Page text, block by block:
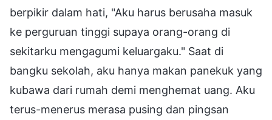
berpikir dalam hati, "Aku harus berusaha masuk
ke perguruan tinggi supaya orang-orang di
sekitarku mengagumi keluargaku." Saat di
bangku sekolah, aku hanya makan panekuk yang
kubawa dari rumah demi menghemat uang. Aku
terus-menerus merasa pusing dan pingsan